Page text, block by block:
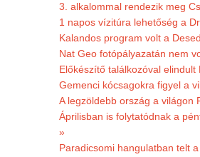
3. alkalommal rendezik meg
1 napos vízitúra lehetőség a
Kalandos program volt a
Nat Geo fotópályazatán nem
Előkészítő találkozóval
Gemenci kócsagokra figyel a
A legzöldebb ország a világon
Áprilisban is folytatódnak a
»
Paradicsomi hangulatban telt